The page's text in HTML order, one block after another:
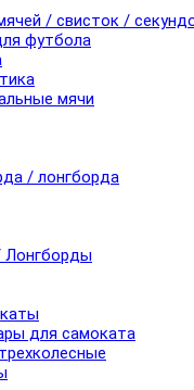
/ свисток /
футбола
мячи
/ лонгборда
Лонгборды
для самоката